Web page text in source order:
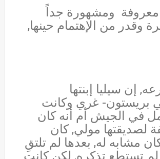
معروفة ومشهورة جداً
وقدر من الإهتمام حينها,
إن سيليا إبنتها
بريستون- غري وكانت
في الجيش أم أنه كان
لصديقتها مولي, كان
مشابه له, بعدها لم تلتقِ
لم تستطع تذكره, لكن كانت